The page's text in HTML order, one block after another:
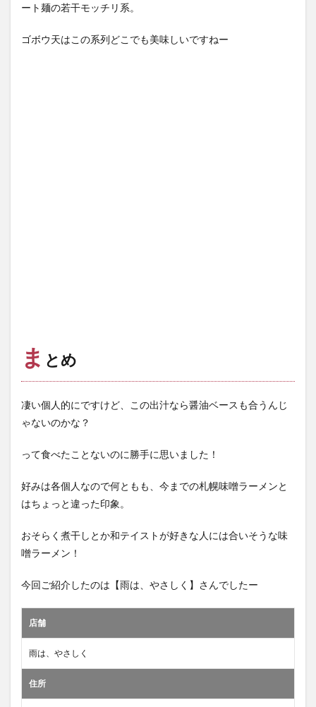
ート麺の若干モッチリ系。
ゴボウ天はこの系列どこでも美味しいですねー
ま とめ
凄い個人的にですけど、この出汁なら醤油ベースも合うんじ
ゃないのかな？
って食べたことないのに勝手に思いました！
好みは各個人なので何ともも、今までの札幌味噌ラーメンと
はちょっと違った印象。
おそらく煮干しとか和テイストが好きな人には合いそうな味
噌ラーメン！
今回ご紹介したのは【雨は、やさしく】さんでしたー
店舗
雨は、やさしく
住所